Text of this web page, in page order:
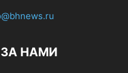
НАМИ